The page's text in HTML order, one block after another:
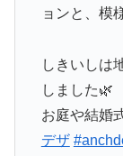
ョンと、模
しきいしは
しました🌿
お庭や結婚
デザ